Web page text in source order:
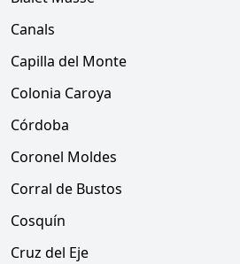
Canals
Capilla del Monte
Colonia Caroya
Córdoba
Coronel Moldes
Corral de Bustos
Cosquín
Cruz del Eje